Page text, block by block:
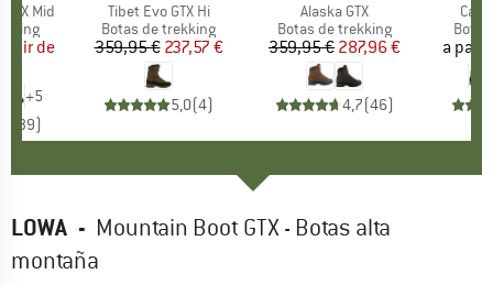
Mid
reducido
de
+5
39)
Artículo
Tibet Evo GTX Hi
Product group
Botas de trekking
Precio
359,95 €Precio reducido
237,57 €
5,0(4)
Artículo
Alaska GTX
Product group
Botas de trekking
Precio
359,95 €Precio reducido
287,96 €
4,7(46)
a
LOWA - Mountain Boot GTX - Botas alta
montaña